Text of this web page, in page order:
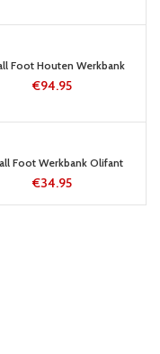
Foot Houten Werkbank
€94.95
Foot Werkbank Olifant
€34.95